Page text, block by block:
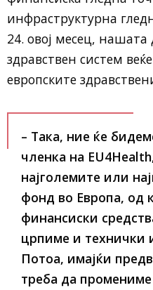
инфраструктурна
24. овој месец,
здравствен систем
европските
– Така, ние ќе
членка на
најголемите или
фонд во Европа, од
финансиски
црпиме и технички
Потоа, имајќи
треба да